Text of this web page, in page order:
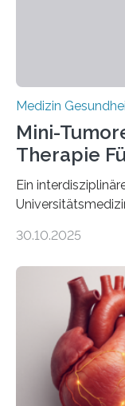
Medizin
Mini-
Therapie
Ein
behandelt werden
Oncology, zeigen
aus Gewebe von
sogenannte
vorab zu prüfen,
wirken. Dabei
als Biomarker für
dienen könnte.
30.10.2025